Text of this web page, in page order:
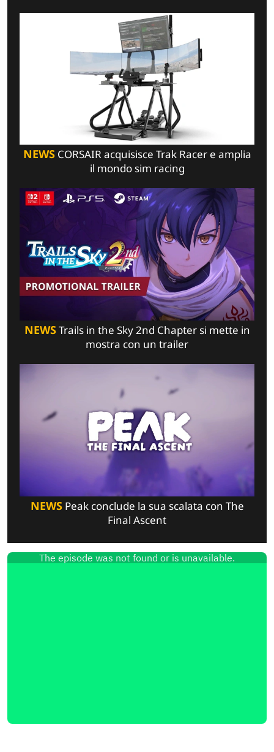
NEWSCORSAIR acquisisce Trak Racer e amplia
il mondo sim racing
NEWSTrails in the Sky 2nd Chapter si mette in
mostra con un trailer
NEWSPeak conclude la sua scalata con The
Final Ascent